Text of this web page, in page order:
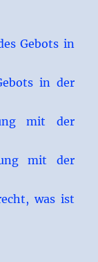
Gebots in
in der
mit der
mit der
was ist